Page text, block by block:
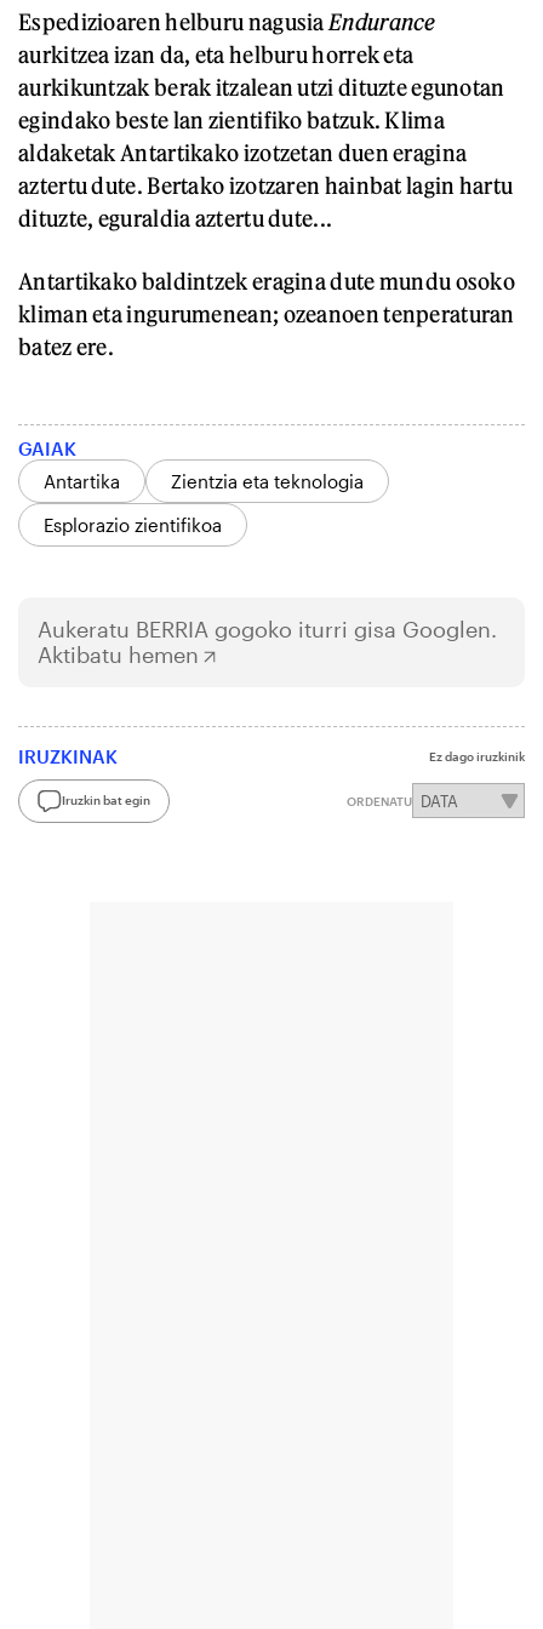
Espedizioaren helburu nagusia Endurance
aurkitzea izan da, eta helburu horrek eta
aurkikuntzak berak itzalean utzi dituzte egunotan
egindako beste lan zientifiko batzuk. Klima
aldaketak Antartikako izotzetan duen eragina
aztertu dute. Bertako izotzaren hainbat lagin hartu
dituzte, eguraldia aztertu dute...
Antartikako baldintzek eragina dute mundu osoko
kliman eta ingurumenean; ozeanoen tenperaturan
batez ere.
GAIAK
Antartika
Zientzia eta teknologia
Esplorazio zientifikoa
Aukeratu BERRIA gogoko iturri gisa Googlen.
Aktibatu hemen
IRUZKINAK Ez dago iruzkinik
Iruzkin bat egin ORDENATU